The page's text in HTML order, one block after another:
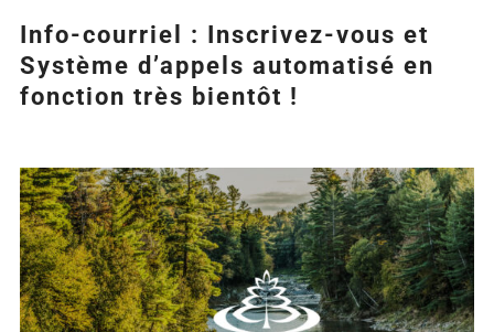
Info-courriel : Inscrivez-vous et
Système d’appels automatisé en
fonction très bientôt !
Agrandir
l&apos;image